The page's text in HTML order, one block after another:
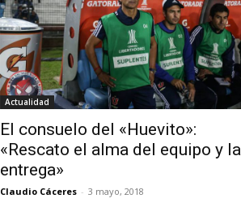
Actualidad
El consuelo del «Huevito»:
«Rescato el alma del equipo y la
entrega»
Claudio Cáceres - 3 mayo, 2018